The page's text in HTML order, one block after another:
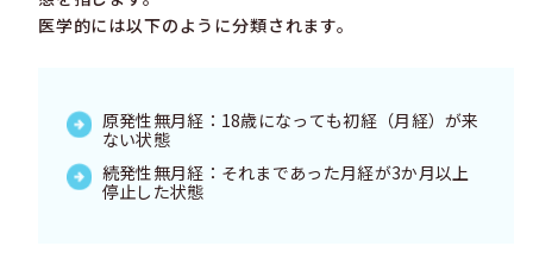
医学的には以下のように分類されます。
原発性無月経：18歳になっても初経（月経）が来
ない状態
続発性無月経：それまであった月経が3か月以上
停止した状態